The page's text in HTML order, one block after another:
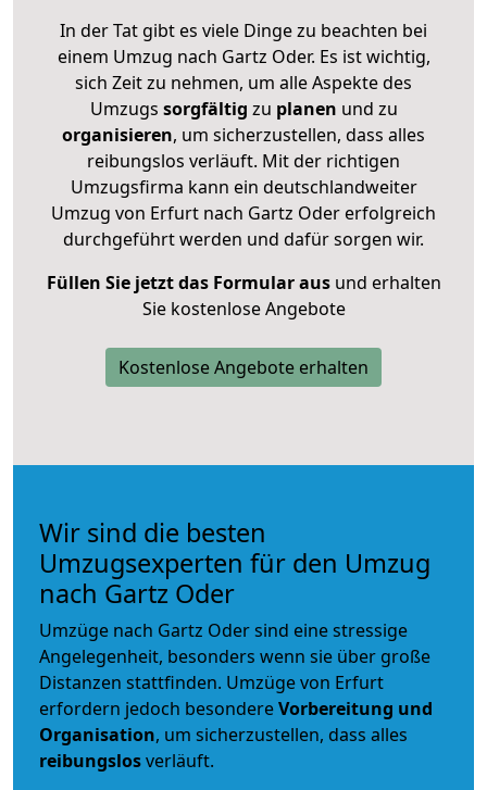
In der Tat gibt es viele Dinge zu beachten bei
einem Umzug nach Gartz Oder. Es ist wichtig,
sich Zeit zu nehmen, um alle Aspekte des
Umzugs sorgfältig zu planen und zu
organisieren, um sicherzustellen, dass alles
reibungslos verläuft. Mit der richtigen
Umzugsfirma kann ein deutschlandweiter
Umzug von Erfurt nach Gartz Oder erfolgreich
durchgeführt werden und dafür sorgen wir.
Füllen Sie jetzt das Formular ausund erhalten
Sie kostenlose Angebote
Kostenlose Angebote erhalten
Wir sind die besten
Umzugsexperten für den Umzug
nach Gartz Oder
Umzüge nach Gartz Oder sind eine stressige
Angelegenheit, besonders wenn sie über große
Distanzen stattfinden. Umzüge von Erfurt
erfordern jedoch besondereVorbereitung und
Organisation, um sicherzustellen, dass alles
reibungslosverläuft.